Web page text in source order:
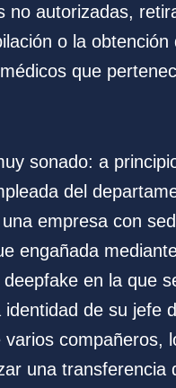
no autorizadas,
o la obtención
que
sonado: a
del
empresa con
engañada
en la que
identidad de su jefe
varios compañeros,
una transferencia